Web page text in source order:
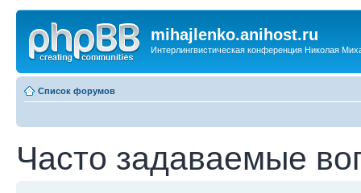
mihajlenko.anihost.ru
Интерлингвистическая конференция Николая
Список форумов
Часто задаваемые